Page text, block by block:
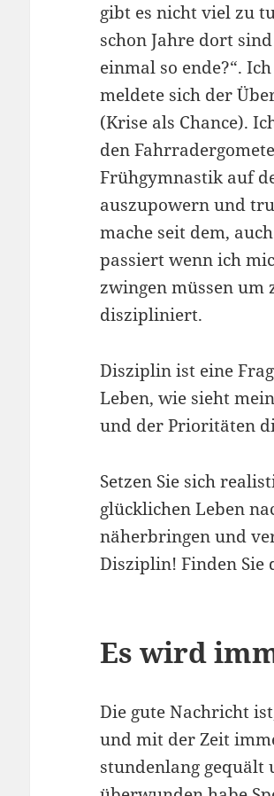
gibt es nicht viel zu
schon Jahre dort
einmal so ende?“.
meldete sich der
(Krise als Chance).
den
Frühgymnastik auf
auszupowern und
mache seit dem,
passiert wenn ich
zwingen müssen
diszipliniert.
Disziplin ist eine
Leben, wie sieht
und der Prioritäten
Setzen Sie sich
glücklichen Leben
näherbringen und
Disziplin! Finden Sie
Es wird
Die gute Nachricht
und mit der Zeit
stundenlang gequält